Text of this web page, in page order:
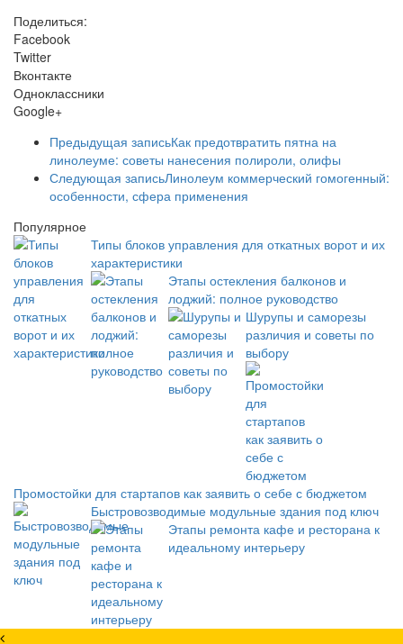
Поделиться:
Facebook
Twitter
Вконтакте
Одноклассники
Google+
Предыдущая записьКак предотвратить пятна на
линолеуме: советы нанесения полироли, олифы
Следующая записьЛинолеум коммерческий гомогенный:
особенности, сфера применения
Популярное
Типы блоков управления для откатных ворот и их
характеристики
Этапы остекления балконов и
лоджий: полное руководство
Шурупы и саморезы
различия и советы по
выбору
Промостойки для стартапов как заявить о себе с бюджетом
Быстровозводимые модульные здания под ключ
Этапы ремонта кафе и ресторана к
идеальному интерьеру